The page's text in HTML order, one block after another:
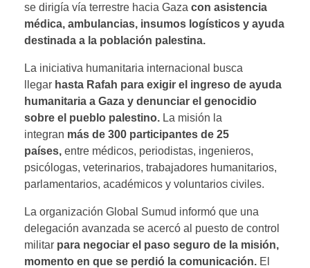
se dirigía vía terrestre hacia Gaza con asistencia
médica, ambulancias, insumos logísticos y ayuda
destinada a la población palestina.
La iniciativa humanitaria internacional busca
llegar hasta Rafah para exigir el ingreso de ayuda
humanitaria a Gaza y denunciar el genocidio
sobre el pueblo palestino. La misión la
integran más de 300 participantes de 25
países, entre médicos, periodistas, ingenieros,
psicólogas, veterinarios, trabajadores humanitarios,
parlamentarios, académicos y voluntarios civiles.
La organización Global Sumud informó que una
delegación avanzada se acercó al puesto de control
militar para negociar el paso seguro de la misión,
momento en que se perdió la comunicación. El